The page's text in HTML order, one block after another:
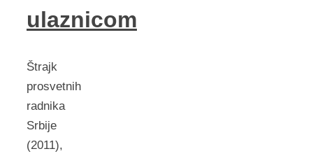
ulaznicom
Štrajk
prosvetnih
radnika
Srbije
(2011),